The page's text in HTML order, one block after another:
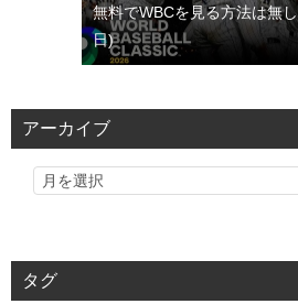
無料でWBCを見る方法は無し
日
アーカイブ
タグ